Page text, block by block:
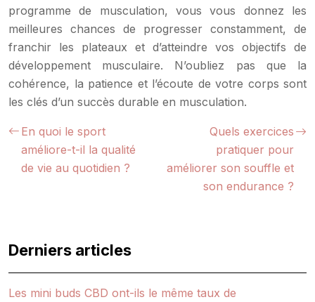
programme de musculation, vous vous donnez les
meilleures chances de progresser constamment, de
franchir les plateaux et d’atteindre vos objectifs de
développement musculaire. N’oubliez pas que la
cohérence, la patience et l’écoute de votre corps sont
les clés d’un succès durable en musculation.
En quoi le sport
améliore-t-il la qualité
de vie au quotidien ?
Quels exercices
pratiquer pour
améliorer son souffle et
son endurance ?
Derniers articles
Les mini buds CBD ont-ils le même taux de